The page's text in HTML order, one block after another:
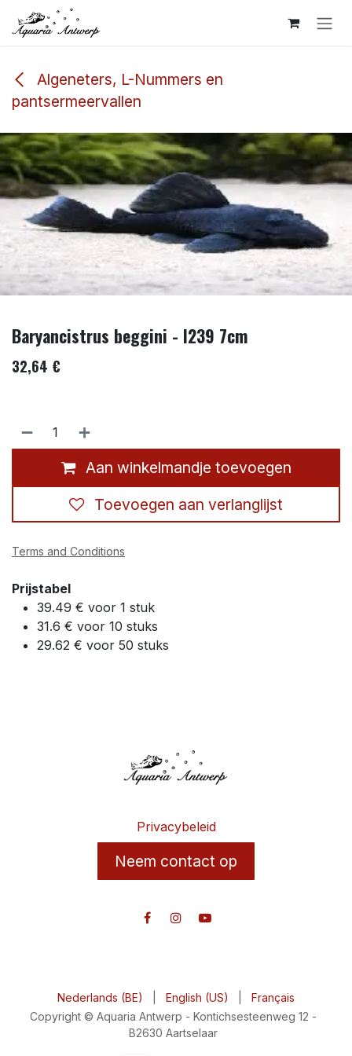
Overslaan naar inhoud
Algeneters, L-Nummers en
pantsermeervallen
Baryancistrus beggini - l239 7cm
32,64 €
Aan winkelmandje toevoegen
Toevoegen aan verlanglijst
Terms and Conditions
Prijstabel
39.49 € voor 1 stuk
31.6 € voor 10 stuks
29.62 € voor 50 stuks
Privacybeleid
Neem contact op
Copyright © Aquaria Antwerp - Kontichsesteenweg 12 -
B2630 Aartselaar
Nederlands (BE) English (US) Français